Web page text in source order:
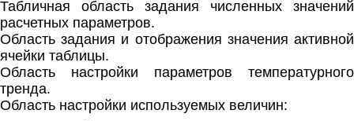
Табличная область задания численных значений
расчетных параметров.
Область задания и отображения значения активной
ячейки таблицы.
Область настройки параметров температурного
тренда.
Область настройки используемых величин: